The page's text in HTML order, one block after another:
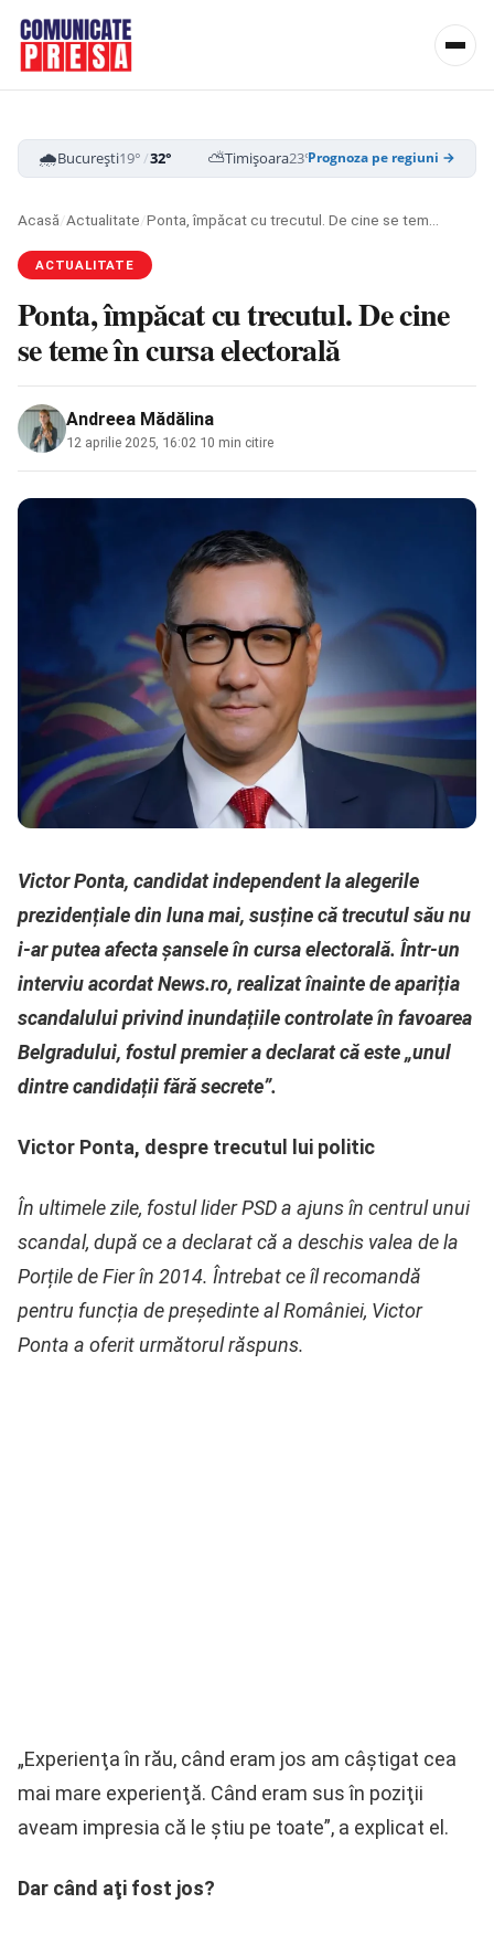
🌧️București19°/32° ⛅Timișoara23°/34° ☁️Cluj-Napoca
Prognoza pe regiuni →
Acasă/Actualitate/
ACTUALITATE
Ponta, împăcat cu trecutul. De cine
se teme în cursa electorală
Andreea Mădălina
12 aprilie 2025, 16:02 10 min citire
Victor Ponta, candidat independent la alegerile
prezidențiale din luna mai, susține că trecutul său nu
i-ar putea afecta șansele în cursa electorală. Într-un
interviu acordat News.ro, realizat înainte de apariția
scandalului privind inundațiile controlate în favoarea
Belgradului, fostul premier a declarat că este „unul
dintre candidații fără secrete”.
Victor Ponta, despre trecutul lui politic
În ultimele zile, fostul lider PSD a ajuns în centrul unui
scandal, după ce a declarat că a deschis valea de la
Porțile de Fier în 2014. Întrebat ce îl recomandă
pentru funcția de președinte al României, Victor
Ponta a oferit următorul răspuns.
„Experienţa în rău, când eram jos am câştigat cea
mai mare experienţă. Când eram sus în poziţii
aveam impresia că le ştiu pe toate”, a explicat el.
Dar când aţi fost jos?